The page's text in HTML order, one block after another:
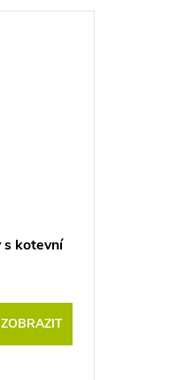
s kotevní
ZOBRAZIT